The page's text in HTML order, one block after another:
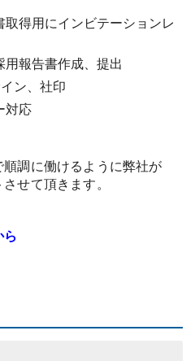
取得用にインビテーションレ
用報告書作成、提出
ン、社印
対応
調に働けるように弊社が
せて頂きます。
ら